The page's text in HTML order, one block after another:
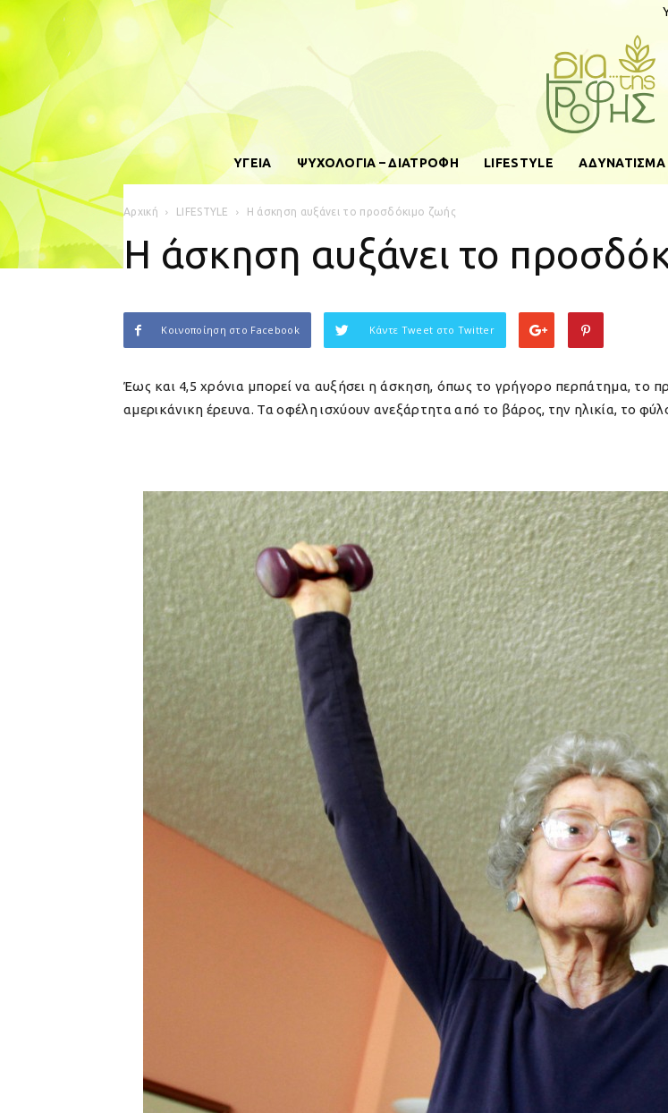
ΥΓΕΙΑ ΨΥΧΟΛΟΓΙΑ – ΔΙΑΤΡΟΦΗ LIFESTYLE ΑΔΥΝΑΤΙΣΜΑ
Αρχική LIFESTYLE Η άσκηση αυξάνει το προσδόκιμο ζωής
Η άσκηση αυξάνει το
Κοινοποίηση στο Facebook Κάντε Tweet στο Twitter
Έως και 4,5 χρόνια μπορεί να αυξήσει η άσκηση, όπως το γρήγορο περπάτημα,
αμερικάνικη έρευνα. Τα οφέλη ισχύουν ανεξάρτητα από το βάρος, την ηλικία, το